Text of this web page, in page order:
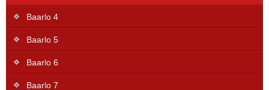
Baarlo 4
Baarlo 5
Baarlo 6
Baarlo 7